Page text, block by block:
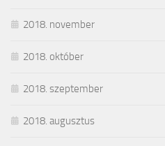
2018. november
2018. október
2018. szeptember
2018. augusztus